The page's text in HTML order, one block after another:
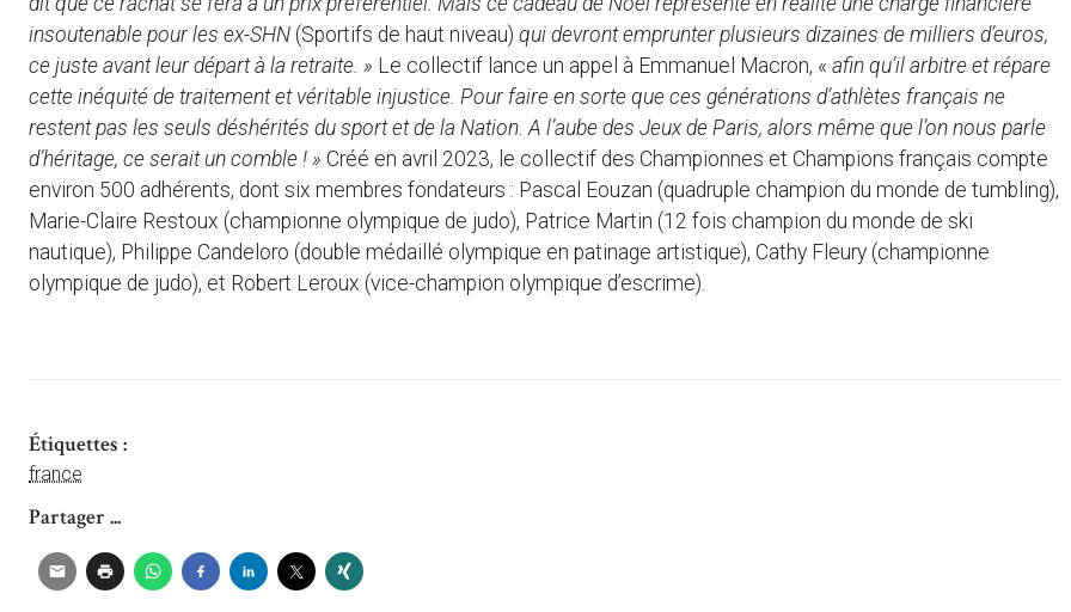
insoutenable pour les ex-SHN (Sportifs de haut niveau) qui devront emprunter plusieurs dizaines de milliers d’euros,
ce juste avant leur départ à la retraite. » Le collectif lance un appel à Emmanuel Macron, « afin qu’il arbitre et répare
cette inéquité de traitement et véritable injustice. Pour faire en sorte que ces générations d’athlètes français ne
restent pas les seuls déshérités du sport et de la Nation. A l’aube des Jeux de Paris, alors même que l’on nous parle
d’héritage, ce serait un comble ! » Créé en avril 2023, le collectif des Championnes et Champions français compte
environ 500 adhérents, dont six membres fondateurs : Pascal Eouzan (quadruple champion du monde de tumbling),
Marie-Claire Restoux (championne olympique de judo), Patrice Martin (12 fois champion du monde de ski
nautique), Philippe Candeloro (double médaillé olympique en patinage artistique), Cathy Fleury (championne
olympique de judo), et Robert Leroux (vice-champion olympique d’escrime).
Étiquettes :
france
Partager ...